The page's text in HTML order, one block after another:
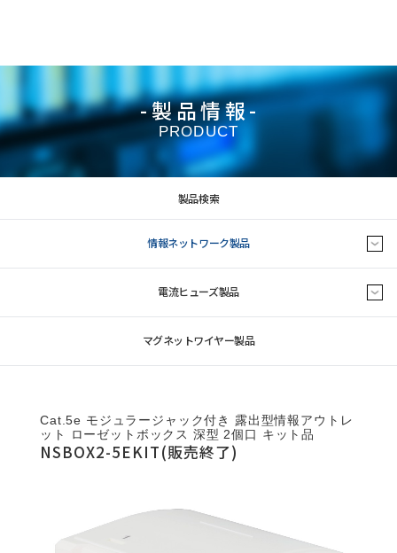
-製品情報-
PRODUCT
製品検索
情報ネットワーク製品
電流ヒューズ製品
マグネットワイヤー製品
Cat.5e モジュラージャック付き 露出型情報アウトレ
ット ローゼットボックス 深型 2個口 キット品
NSBOX2-5EKIT(販売終了)